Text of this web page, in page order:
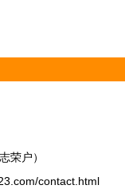
荣户）
contact.html